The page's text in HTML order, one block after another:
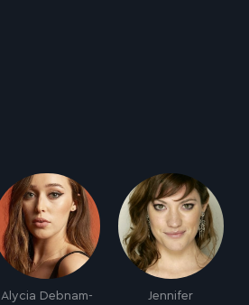
Alycia Debnam-
Jennifer